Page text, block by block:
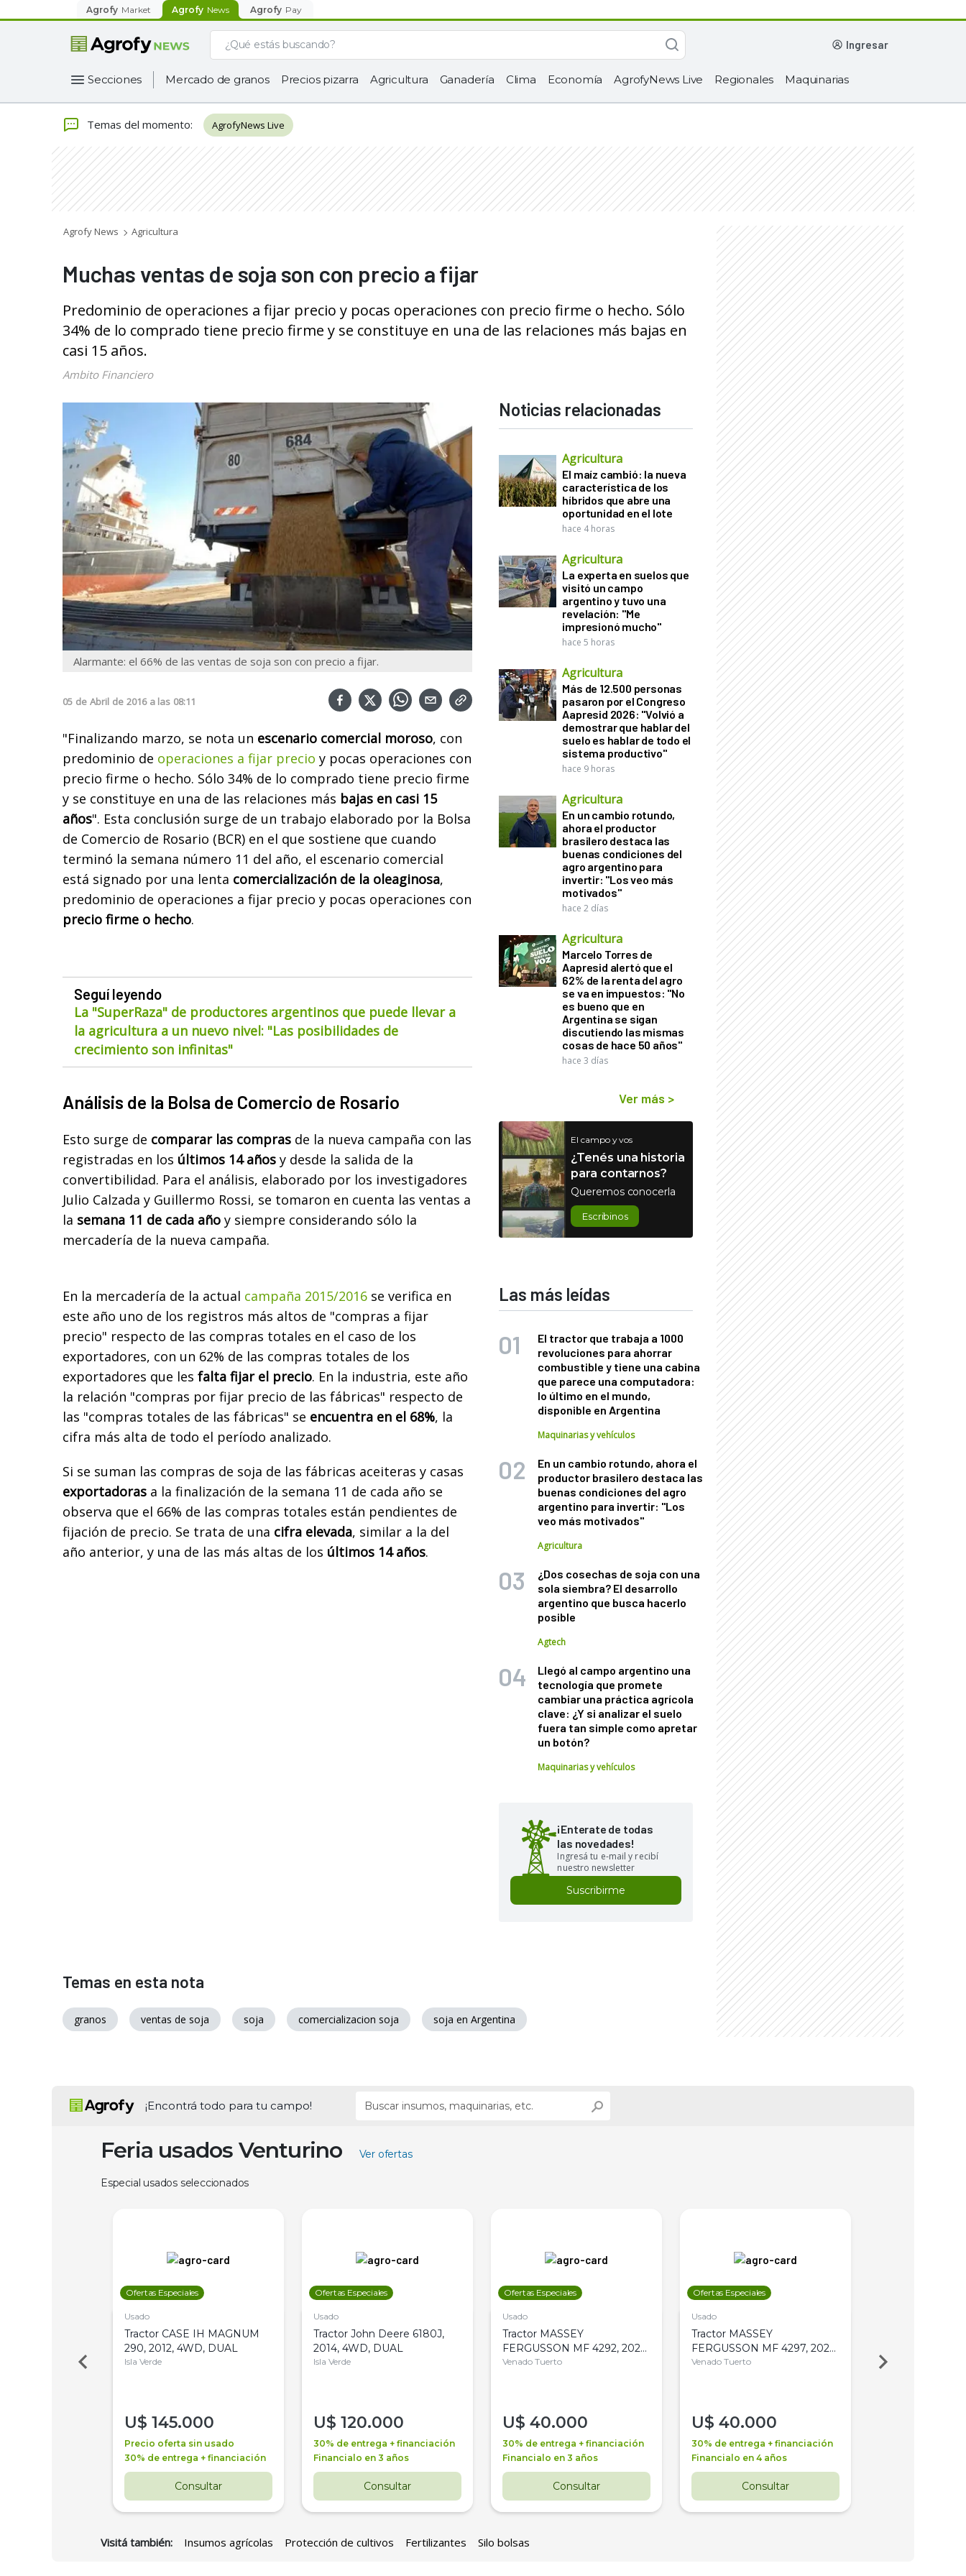
Agrofy Market Agrofy News Agrofy Pay
ingresar
Secciones Mercado de granos Precios pizarra Agricultura Ganadería Clima Economía AgrofyNews Live Regionales Maquinarias
Temas del momento: AgrofyNews Live
Agrofy News Agricultura
Muchas ventas de soja son con precio a fijar
Predominio de operaciones a fijar precio y pocas operaciones con precio firme o hecho. Sólo
34% de lo comprado tiene precio firme y se constituye en una de las relaciones más bajas en
casi 15 años.
Ambito Financiero
Alarmante: el 66% de las ventas de soja son con precio a fijar.
05 de Abril de 2016 a las 08:11
"Finalizando marzo, se nota un escenario comercial moroso, con
predominio de operaciones a fijar precio y pocas operaciones con
precio firme o hecho. Sólo 34% de lo comprado tiene precio firme
y se constituye en una de las relaciones más bajas en casi 15
años". Esta conclusión surge de un trabajo elaborado por la Bolsa
de Comercio de Rosario (BCR) en el que sostiene que cuando
terminó la semana número 11 del año, el escenario comercial
está signado por una lenta comercialización de la oleaginosa,
predominio de operaciones a fijar precio y pocas operaciones con
precio firme o hecho.
Seguí leyendo
La "SuperRaza" de productores argentinos que puede llevar a
la agricultura a un nuevo nivel: "Las posibilidades de
crecimiento son infinitas"
Análisis de la Bolsa de Comercio de Rosario
Esto surge de comparar las compras de la nueva campaña con las
registradas en los últimos 14 años y desde la salida de la
convertibilidad. Para el análisis, elaborado por los investigadores
Julio Calzada y Guillermo Rossi, se tomaron en cuenta las ventas a
la semana 11 de cada año y siempre considerando sólo la
mercadería de la nueva campaña.
En la mercadería de la actual campaña 2015/2016 se verifica en
este año uno de los registros más altos de "compras a fijar
precio" respecto de las compras totales en el caso de los
exportadores, con un 62% de las compras totales de los
exportadores que les falta fijar el precio. En la industria, este año
la relación "compras por fijar precio de las fábricas" respecto de
las "compras totales de las fábricas" se encuentra en el 68%, la
cifra más alta de todo el período analizado.
Si se suman las compras de soja de las fábricas aceiteras y casas
exportadoras a la finalización de la semana 11 de cada año se
observa que el 66% de las compras totales están pendientes de
fijación de precio. Se trata de una cifra elevada, similar a la del
año anterior, y una de las más altas de los últimos 14 años.
Noticias relacionadas
Agricultura
El maíz cambió: la nueva
característica de los
híbridos que abre una
oportunidad en el lote
hace 4 horas
Agricultura
La experta en suelos que
visitó un campo
argentino y tuvo una
revelación: "Me
impresionó mucho"
hace 5 horas
Agricultura
Más de 12.500 personas
pasaron por el Congreso
Aapresid 2026: "Volvió a
demostrar que hablar del
suelo es hablar de todo el
sistema productivo"
hace 9 horas
Agricultura
En un cambio rotundo,
ahora el productor
brasilero destaca las
buenas condiciones del
agro argentino para
invertir: "Los veo más
motivados"
hace 2 días
Agricultura
Marcelo Torres de
Aapresid alertó que el
62% de la renta del agro
se va en impuestos: "No
es bueno que en
Argentina se sigan
discutiendo las mismas
cosas de hace 50 años"
hace 3 días
Ver más >
El campo y vos
¿Tenés una historia
para contarnos?
Queremos conocerla
Escribinos
Las más leídas
El tractor que trabaja a 1000
revoluciones para ahorrar
combustible y tiene una cabina
que parece una computadora:
lo último en el mundo,
disponible en Argentina
Maquinarias y vehículos
En un cambio rotundo, ahora el
productor brasilero destaca las
buenas condiciones del agro
argentino para invertir: "Los
veo más motivados"
Agricultura
¿Dos cosechas de soja con una
sola siembra? El desarrollo
argentino que busca hacerlo
posible
Agtech
Llegó al campo argentino una
tecnología que promete
cambiar una práctica agrícola
clave: ¿Y si analizar el suelo
fuera tan simple como apretar
un botón?
Maquinarias y vehículos
¡Enterate de todas
las novedades!
Ingresá tu e-mail y recibí
nuestro newsletter
Suscribirme
Temas en esta nota
granos ventas de soja soja comercializacion soja soja en Argentina
¡Encontrá todo para tu campo!
Feria usados Venturino Ver ofertas
Especial usados seleccionados
Ofertas Especiales
Usado
Tractor CASE IH MAGNUM
290, 2012, 4WD, DUAL
Isla Verde
U$ 145.000
Precio oferta sin usado
30% de entrega + financiación
Consultar
Ofertas Especiales
Usado
Tractor John Deere 6180J,
2014, 4WD, DUAL
Isla Verde
U$ 120.000
30% de entrega + financiación
Financialo en 3 años
Consultar
Ofertas Especiales
Usado
Tractor MASSEY
FERGUSSON MF 4292, 2020,
4WD, PATON
Venado Tuerto
U$ 40.000
30% de entrega + financiación
Financialo en 3 años
Consultar
Ofertas Especiales
Usado
Tractor MASSEY
FERGUSSON MF 4297, 2020,
4WD, PATON
Venado Tuerto
U$ 40.000
30% de entrega + financiación
Financialo en 4 años
Consultar
Venado Tuerto
Visitá también: Insumos agrícolas Protección de cultivos Fertilizantes Silo bolsas